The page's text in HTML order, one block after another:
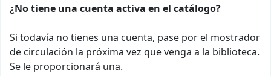
¿No tiene una cuenta activa en el catálogo?
Si todavía no tienes una cuenta, pase por el mostrador
de circulación la próxima vez que venga a la biblioteca.
Se le proporcionará una.